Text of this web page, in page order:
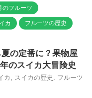
のフルーツ
カ フルーツの歴史
の定番に？果物屋
のスイカ大冒険史
カ スイカの歴史
フルーツ